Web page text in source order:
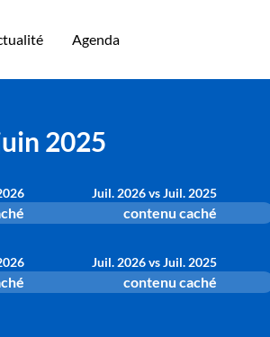
Agenda
2025
Juil. 2026 vs Juil. 2025
contenu caché
Juil. 2026 vs Juil. 2025
contenu caché